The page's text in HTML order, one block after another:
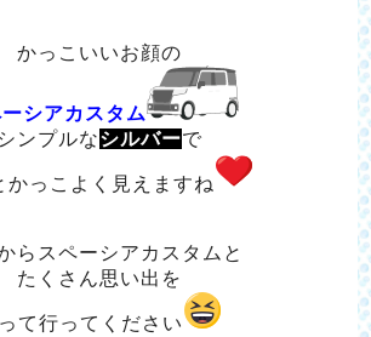
かっこいいお顔の
シアカスタム
シンプルなシルバーで
かっこよく見えますね
らスペーシアカスタムと
たくさん思い出を
て行ってください